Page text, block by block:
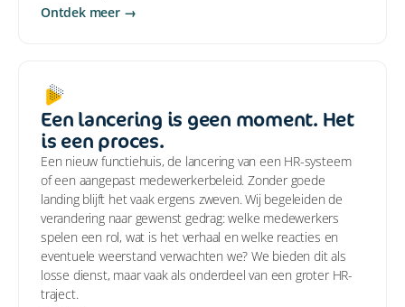
Ontdek meer →
Een lancering is geen moment. Het
is een proces.
Een nieuw functiehuis, de lancering van een HR-systeem
of een aangepast medewerkerbeleid. Zonder goede
landing blijft het vaak ergens zweven. Wij begeleiden de
verandering naar gewenst gedrag: welke medewerkers
spelen een rol, wat is het verhaal en welke reacties en
eventuele weerstand verwachten we? We bieden dit als
losse dienst, maar vaak als onderdeel van een groter HR-
traject.